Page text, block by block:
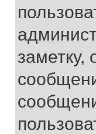
заметку,